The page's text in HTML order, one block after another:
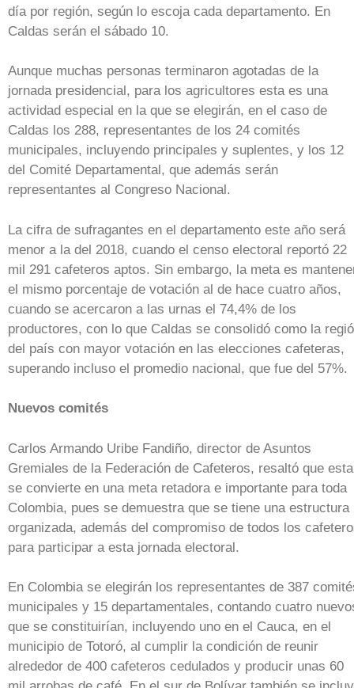
día por región, según lo escoja cada departamento. En
Caldas serán el sábado 10.
Aunque muchas personas terminaron agotadas de la
jornada presidencial, para los agricultores esta es una
actividad especial en la que se elegirán, en el caso de
Caldas los 288, representantes de los 24 comités
municipales, incluyendo principales y suplentes, y los 12
del Comité Departamental, que además serán
representantes al Congreso Nacional.
La cifra de sufragantes en el departamento este año será
menor a la del 2018, cuando el censo electoral reportó 22
mil 291 cafeteros aptos. Sin embargo, la meta es
el mismo porcentaje de votación al de hace cuatro años,
cuando se acercaron a las urnas el 74,4% de los
productores, con lo que Caldas se consolidó como la
del país con mayor votación en las elecciones cafeteras,
superando incluso el promedio nacional, que fue del 57%.
Nuevos comités
Carlos Armando Uribe Fandiño, director de Asuntos
Gremiales de la Federación de Cafeteros, resaltó que esta
se convierte en una meta retadora e importante para toda
Colombia, pues se demuestra que se tiene una estructura
organizada, además del compromiso de todos los
para participar a esta jornada electoral.
En Colombia se elegirán los representantes de 387
municipales y 15 departamentales, contando cuatro
que se constituirían, incluyendo uno en el Cauca, en el
municipio de Totoró, al cumplir la condición de reunir
alrededor de 400 cafeteros cedulados y producir unas 60